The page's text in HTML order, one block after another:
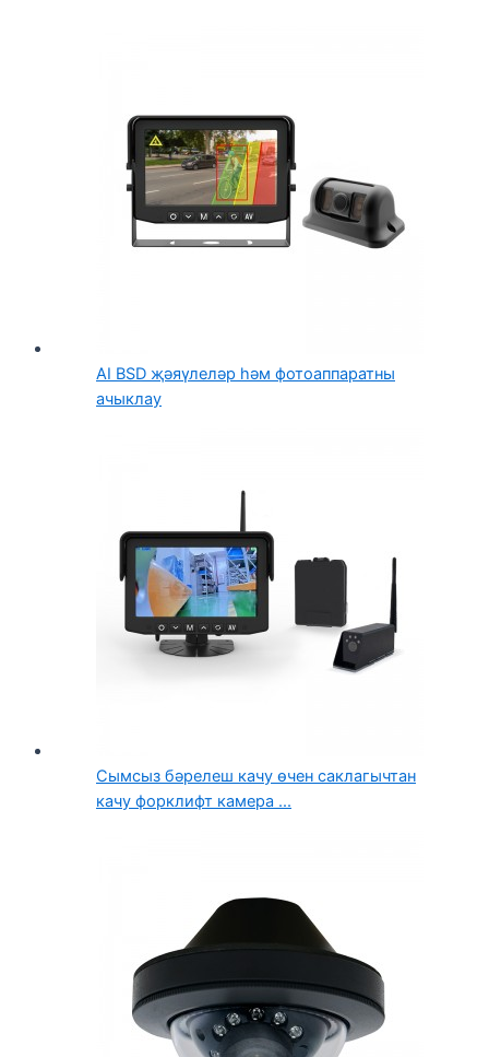
AI BSD җәяүлеләр һәм фотоаппаратны
ачыклау
Сымсыз бәрелеш качу өчен саклагычтан
качу форклифт камера ...